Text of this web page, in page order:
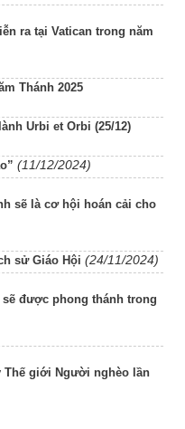
ra tại Vatican trong năm
Thánh 2025
Urbi et Orbi (25/12)
(11/12/2024)
sẽ là cơ hội hoán cải cho
sử Giáo Hội (24/11/2024)
được phong thánh trong
Thế giới Người nghèo lần